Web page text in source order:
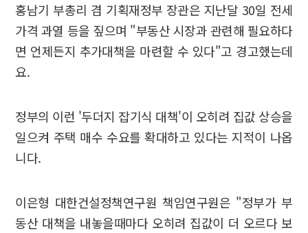
홍남기 부총리 겸 기획재정부 장관은 지난달 30일 전세
가격 과열 등을 짚으며 "부동산 시장과 관련해 필요하다
면 언제든지 추가대책을 마련할 수 있다"고 경고했는데
요.
정부의 이런 '두더지 잡기식 대책'이 오히려 집값 상승을
일으켜 주택 매수 수요를 확대하고 있다는 지적이 나옵
니다.
이은형 대한건설정책연구원 책임연구원은 "정부가 부
동산 대책을 내놓을때마다 오히려 집값이 더 오르다 보